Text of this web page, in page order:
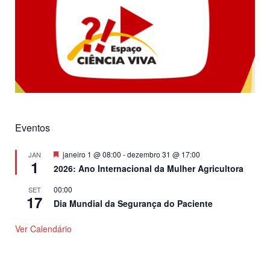
Eventos
JAN
1
Destacado
janeiro 1 @ 08:00 -dezembro 31 @ 17:00
2026: Ano Internacional da Mulher Agricultora
SET
17
00:00
Dia Mundial da Segurança do Paciente
Ver Calendário